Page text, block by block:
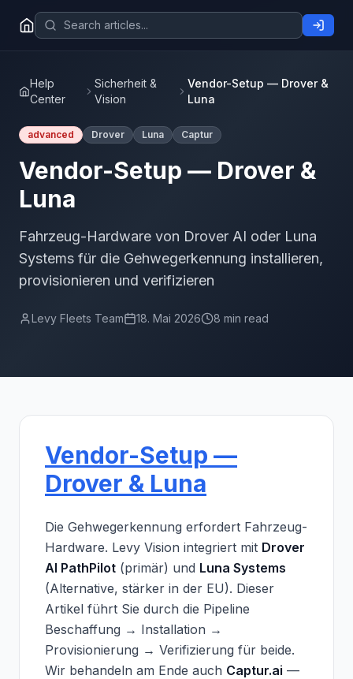
Help
Center
Sicherheit &
Vision
Vendor-Setup — Drover &
Luna
advanced Drover Luna Captur
Vendor-Setup — Drover &
Luna
Fahrzeug-Hardware von Drover AI oder Luna
Systems für die Gehwegerkennung installieren,
provisionieren und verifizieren
Levy Fleets Team 18. Mai 2026 8 min read
Vendor-Setup —
Drover & Luna
Die Gehwegerkennung erfordert Fahrzeug-
Hardware. Levy Vision integriert mit Drover
AI PathPilot (primär) und Luna Systems
(Alternative, stärker in der EU). Dieser
Artikel führt Sie durch die Pipeline
Beschaffung → Installation →
Provisionierung → Verifizierung für beide.
Wir behandeln am Ende auch Captur.ai —